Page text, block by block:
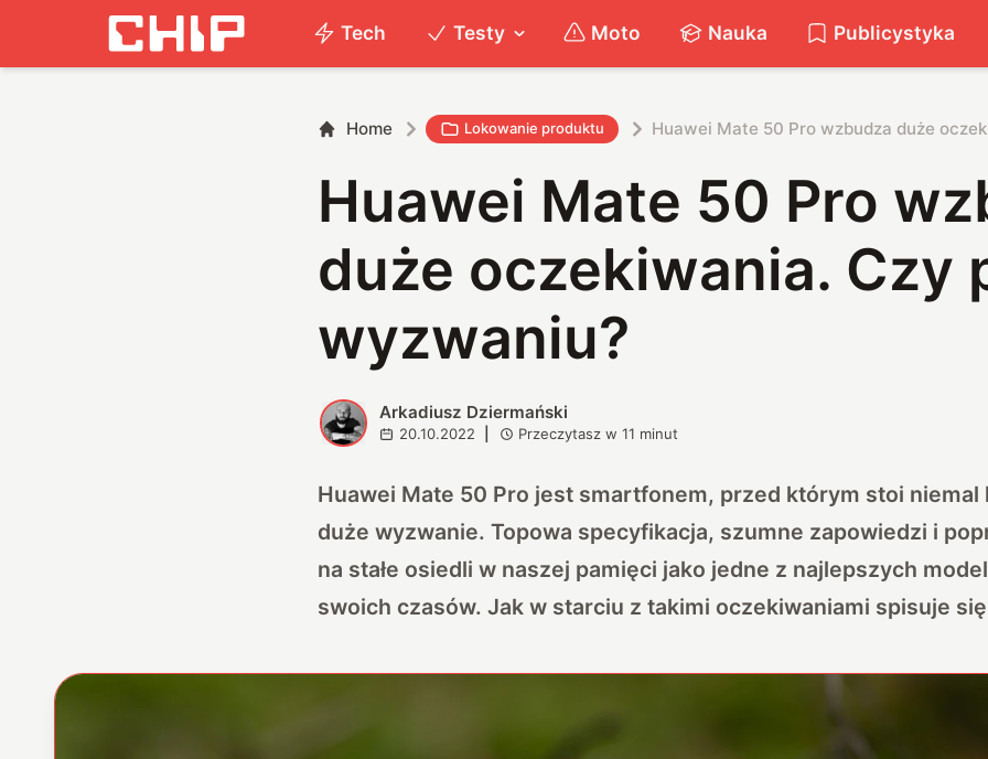
Tech Testy Moto Nauka Publicystyka
Home Lokowanie produktu Huawei Mate 50 Pro wzbudza duże
Huawei Mate 50 Pro
duże oczekiwania. Czy
wyzwaniu?
A Arkadiusz Dziermański
20.10.2022 Przeczytasz w11 minut
Huawei Mate 50 Pro jest smartfonem, przed którym stoi
duże wyzwanie. Topowa specyfikacja, szumne zapowiedzi i
na stałe osiedli w naszej pamięci jako jedne z najlepszych
swoich czasów. Jak w starciu z takimi oczekiwaniami spisuje